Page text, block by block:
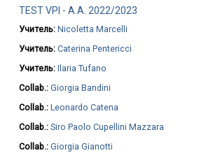
TEST VPI - A.A. 2022/2023
Учитель:Nicoletta Marcelli
Учитель:Caterina Pentericci
Учитель:Ilaria Tufano
Collab.:Giorgia Bandini
Collab.:Leonardo Catena
Collab.:Siro Paolo Cupellini Mazzara
Collab.:Giorgia Gianotti